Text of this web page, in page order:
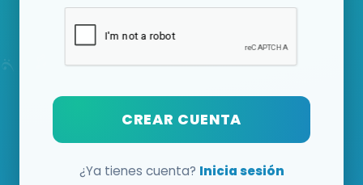
CREAR CUENTA
¿Ya tienes cuenta? Inicia sesión